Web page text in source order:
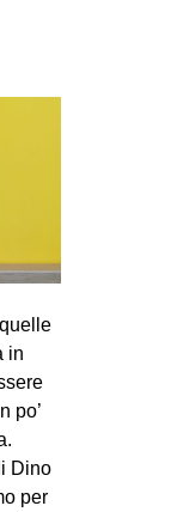
in
po’
Dino
per